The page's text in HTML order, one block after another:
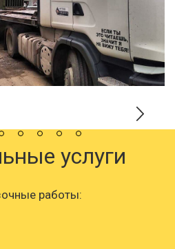
услуги
работы: